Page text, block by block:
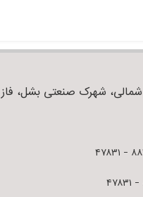
صنعتی بشل، فاز ۱ ،گروه صنعتی مازرون فوم